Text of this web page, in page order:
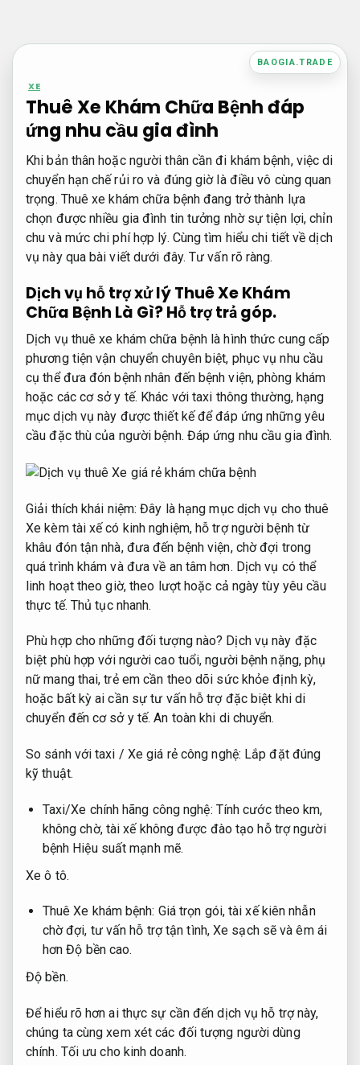
nội
BAOGIA.TRADE
XE
Thuê Xe Khám Chữa Bệnh đáp
ứng nhu cầu gia đình
Khi bản thân hoặc người thân cần đi khám bệnh, việc di
chuyển hạn chế rủi ro và đúng giờ là điều vô cùng quan
trọng. Thuê xe khám chữa bệnh đang trở thành lựa
chọn được nhiều gia đình tin tưởng nhờ sự tiện lợi, chỉn
chu và mức chi phí hợp lý. Cùng tìm hiểu chi tiết về dịch
vụ này qua bài viết dưới đây. Tư vấn rõ ràng.
Dịch vụ hỗ trợ xử lý Thuê Xe Khám
Chữa Bệnh Là Gì?Hỗ trợ trả góp.
Dịch vụ thuê xe khám chữa bệnh là hình thức cung cấp
phương tiện vận chuyển chuyên biệt, phục vụ nhu cầu
cụ thể đưa đón bệnh nhân đến bệnh viện, phòng khám
hoặc các cơ sở y tế. Khác với taxi thông thường, hạng
mục dịch vụ này được thiết kế để đáp ứng những yêu
cầu đặc thù của người bệnh. Đáp ứng nhu cầu gia đình.
Giải thích khái niệm: Đây là hạng mục dịch vụ cho thuê
Xe kèm tài xế có kinh nghiệm, hỗ trợ người bệnh từ
khâu đón tận nhà, đưa đến bệnh viện, chờ đợi trong
quá trình khám và đưa về an tâm hơn. Dịch vụ có thể
linh hoạt theo giờ, theo lượt hoặc cả ngày tùy yêu cầu
thực tế. Thủ tục nhanh.
Phù hợp cho những đối tượng nào? Dịch vụ này đặc
biệt phù hợp với người cao tuổi, người bệnh nặng, phụ
nữ mang thai, trẻ em cần theo dõi sức khỏe định kỳ,
hoặc bất kỳ ai cần sự tư vấn hỗ trợ đặc biệt khi di
chuyển đến cơ sở y tế.An toàn khi di chuyển.
So sánh với taxi / Xe giá rẻ công nghệ: Lắp đặt đúng
kỹ thuật.
Taxi/Xe chính hãng công nghệ: Tính cước theo km,
không chờ, tài xế không được đào tạo hỗ trợ người
bệnh Hiệu suất mạnh mẽ.
Xe ô tô.
Thuê Xe khám bệnh: Giá trọn gói, tài xế kiên nhẫn
chờ đợi, tư vấn hỗ trợ tận tình, Xe sạch sẽ và êm ái
hơnĐộ bền cao.
Độ bền.
Để hiểu rõ hơn ai thực sự cần đến dịch vụ hỗ trợ này,
chúng ta cùng xem xét các đối tượng người dùng
chính. Tối ưu cho kinh doanh.